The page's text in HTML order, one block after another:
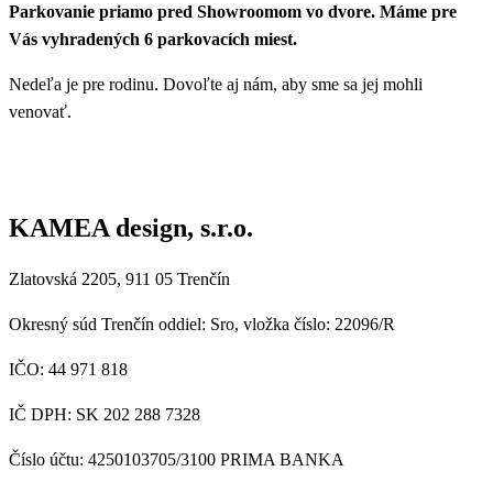
Parkovanie priamo pred Showroomom vo dvore. Máme pre
Vás vyhradených 6 parkovacích miest.
Nedeľa je pre rodinu. Dovoľte aj nám, aby sme sa jej mohli
venovať.
KAMEA design, s.r.o.
Zlatovská 2205, 911 05 Trenčín
Okresný súd Trenčín oddiel: Sro, vložka číslo: 22096/R
IČO: 44 971 818
IČ DPH: SK 202 288 7328
Číslo účtu: 4250103705/3100 PRIMA BANKA